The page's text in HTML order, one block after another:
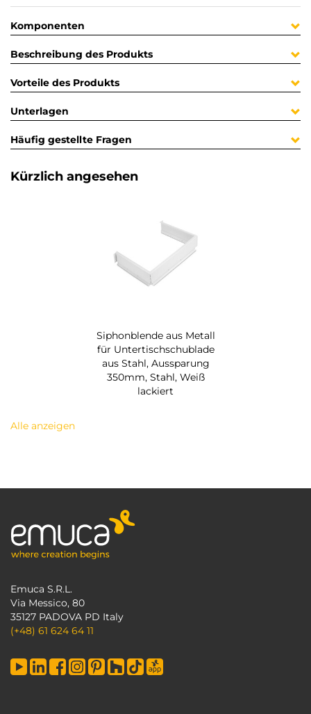
Komponenten
Beschreibung des Produkts
Vorteile des Produkts
Unterlagen
Häufig gestellte Fragen
Kürzlich angesehen
Siphonblende aus Metall
für Untertischschublade
aus Stahl, Aussparung
350mm, Stahl, Weiß
lackiert
Alle anzeigen
Emuca S.R.L.
Via Messico, 80
35127 PADOVA PD Italy
(+48) 61 624 64 11